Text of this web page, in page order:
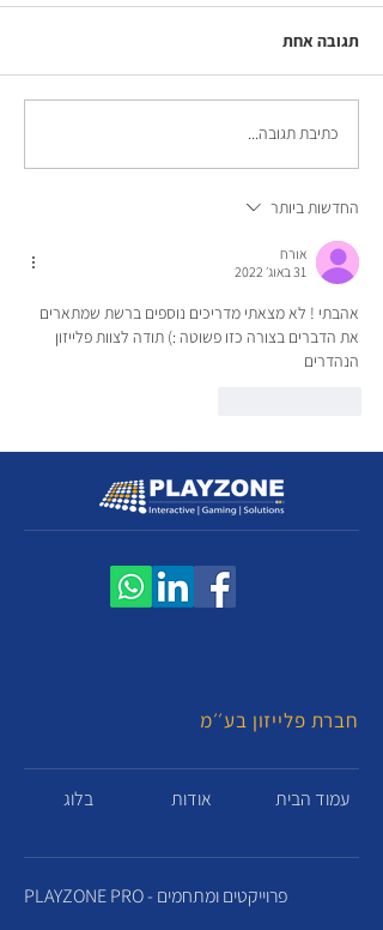
תגובה אחת
כתיבת תגובה...
החדשות ביותר
אורח
31 באוג׳ 2022
אהבתי ! לא מצאתי מדריכים נוספים ברשת שמתארים
את הדברים בצורה כזו פשוטה :) תודה לצוות פלייזון
הנהדרים
חברת פלייזון בע׳׳מ
בלוג אודות עמוד הבית
PLAYZONE PRO - פרוייקטים ומתחמים